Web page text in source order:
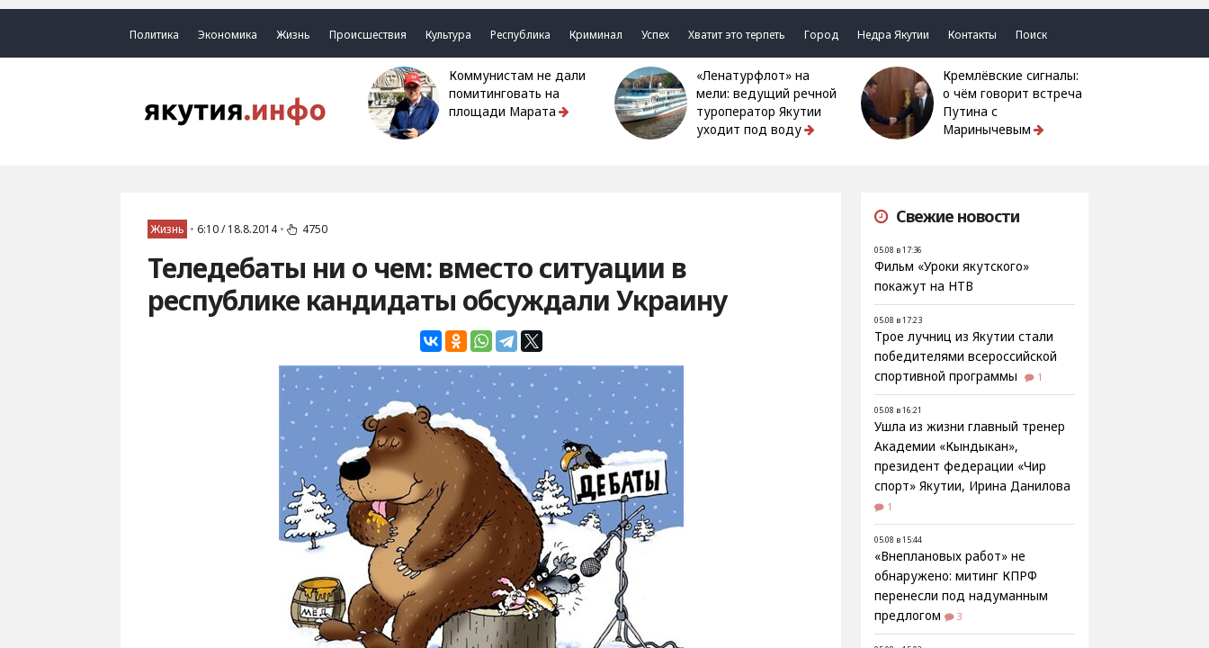
Политика Экономика Жизнь Происшествия Культура Республика Криминал Успех Хватит это терпеть Город Недра Якутии Контакты Поиск
Коммунистам не дали
помитинговать на
площади Марата
«Ленатурфлот» на
мели: ведущий речной
туроператор Якутии
уходит под воду
Кремлёвские сигналы:
о чём говорит встреча
Путина с
Маринычевым
Жизнь • 6:10 / 18.8.2014 • 4750
Теледебаты ни о чем: вместо ситуации в
республике кандидаты обсуждали Украину
Свежие новости
05.08 в 17:36
Фильм «Уроки якутского»
покажут на НТВ
05.08 в 17:23
Трое лучниц из Якутии стали
победителями всероссийской
спортивной программы
1
05.08 в 16:21
Ушла из жизни главный тренер
Академии «Кындыкан»,
президент федерации «Чир
спорт» Якутии, Ирина Данилова
1
05.08 в 15:44
«Внеплановых работ» не
обнаружено: митинг КПРФ
перенесли под надуманным
предлогом
3